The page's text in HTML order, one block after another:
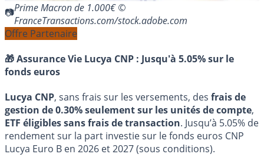
Prime Macron de 1.000€ ©
FranceTransactions.com/stock.adobe.com
Offre Partenaire
🎁 Assurance Vie Lucya CNP : Jusqu'à 5.05% sur le
fonds euros
Lucya CNP, sans frais sur les versements, des frais de
gestion de 0.30% seulement sur les unités de compte,
ETF éligibles sans frais de transaction. Jusqu’à 5.05% de
rendement sur la part investie sur le fonds euros CNP
Lucya Euro B en 2026 et 2027 (sous conditions).